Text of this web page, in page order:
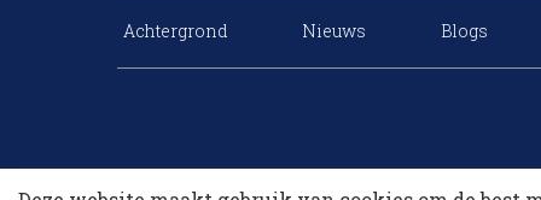
Achtergrond Nieuws Blogs